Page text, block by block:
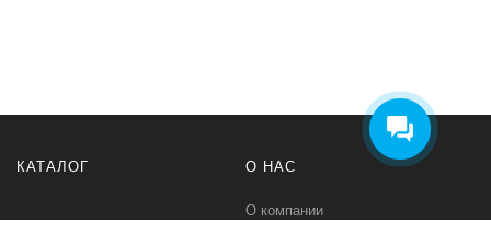
КАТАЛОГ О НАС
О компании